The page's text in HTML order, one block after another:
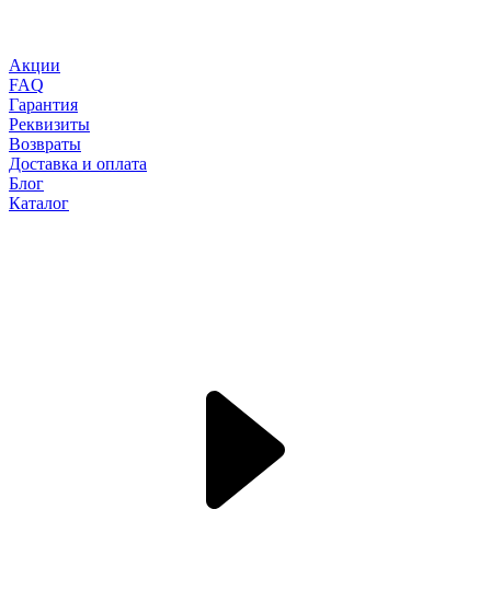
Акции
FAQ
Гарантия
Реквизиты
Возвраты
Доставка и оплата
Блог
Каталог